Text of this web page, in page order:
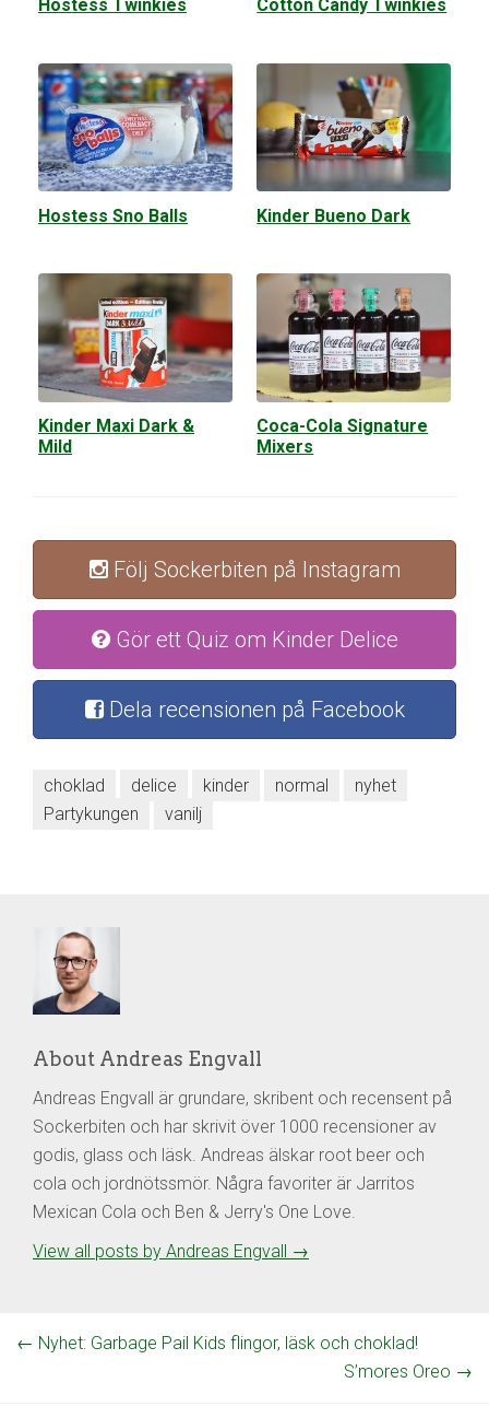
Hostess Twinkies Cotton Candy Twinkies
Hostess Sno Balls Kinder Bueno Dark
Kinder Maxi Dark &
Mild
Coca-Cola Signature
Mixers
Följ Sockerbiten på Instagram
Gör ett Quiz om Kinder Delice
Dela recensionen på Facebook
choklad delice kinder normal
nyhet
Partykungen
vanilj
About Andreas Engvall
Andreas Engvall är grundare, skribent och recensent på
Sockerbiten och har skrivit över 1000 recensioner av
godis, glass och läsk. Andreas älskar root beer och
cola och jordnötssmör. Några favoriter är Jarritos
Mexican Cola och Ben & Jerry's One Love.
View all posts by Andreas Engvall →
← Nyhet: Garbage Pail Kids flingor, läsk och choklad!
S’mores Oreo →